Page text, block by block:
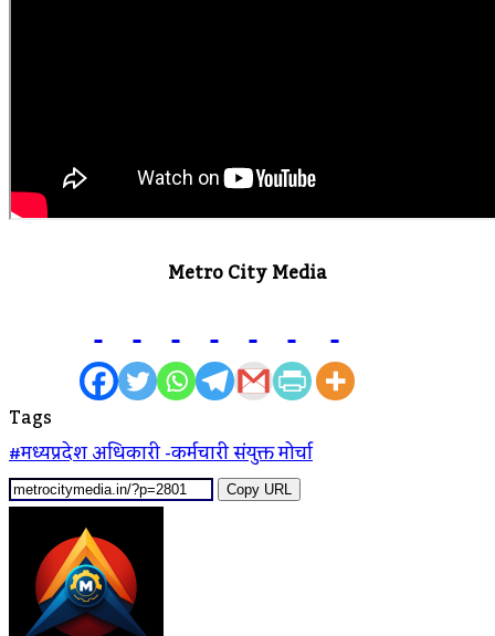
Metro City Media
Tags
#मध्यप्रदेश अधिकारी -कर्मचारी संयुक्त मोर्चा
Copy URL